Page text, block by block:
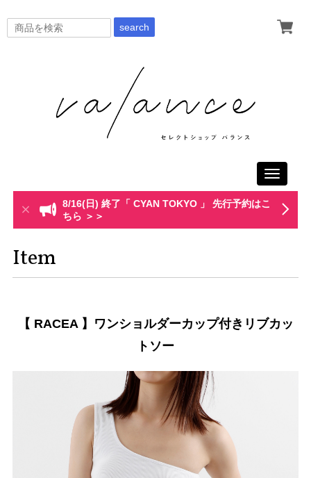
search
Toggle
8/16(日) 終了「 CYAN TOKYO 」 先行予約はこ
ちら ＞＞
Item
【 RACEA 】ワンショルダーカップ付きリブカッ
トソー